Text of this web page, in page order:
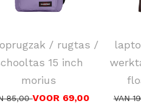
/ rugtas /
15 inch
morius
85,00VOOR 69,00 VAN